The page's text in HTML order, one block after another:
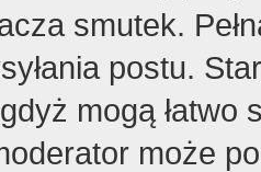
smutek.
postu.
mogą
może